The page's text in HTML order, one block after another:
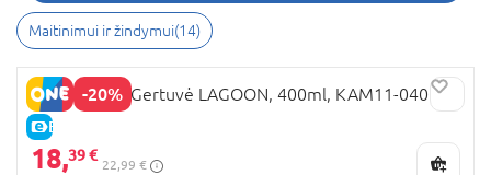
Maitinimui ir žindymui(14)
-20%
E-KAINA
KAMBUKKA Gertuvė LAGOON, 400ml, KAM11-04052
18,39 €
22,99 €